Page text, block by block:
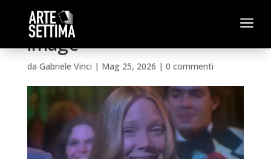
a
image
da Gabriele Vinci | Mag 25, 2026 | 0 commenti